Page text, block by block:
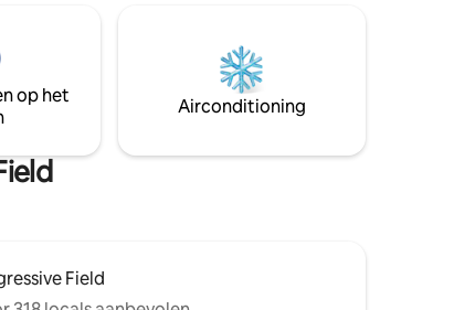
In‑unit laundry, stocked kitchen, secure
paid parking, seamless check‑in, and
door‑code entry • Parki
op het
Airconditioning
Field